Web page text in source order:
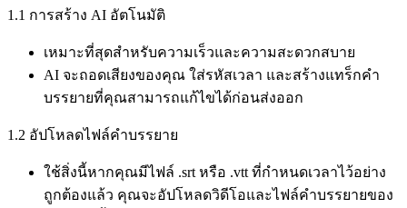
1.1 การสร้าง AI อัตโนมัติ
เหมาะที่สุดสำหรับความเร็วและความสะดวกสบาย
AI จะถอดเสียงของคุณ ใส่รหัสเวลา และสร้างแทร็กคำ
บรรยายที่คุณสามารถแก้ไขได้ก่อนส่งออก
1.2 อัปโหลดไฟล์คำบรรยาย
ใช้สิ่งนี้หากคุณมีไฟล์ .srt หรือ .vtt ที่กำหนดเวลาไว้อย่าง
ถูกต้องแล้ว คุณจะอัปโหลดวิดีโอและไฟล์คำบรรยายของ